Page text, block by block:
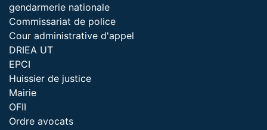
gendarmerie nationale
Commissariat de police
Cour administrative d'appel
DRIEA UT
EPCI
Huissier de justice
Mairie
OFII
Ordre avocats